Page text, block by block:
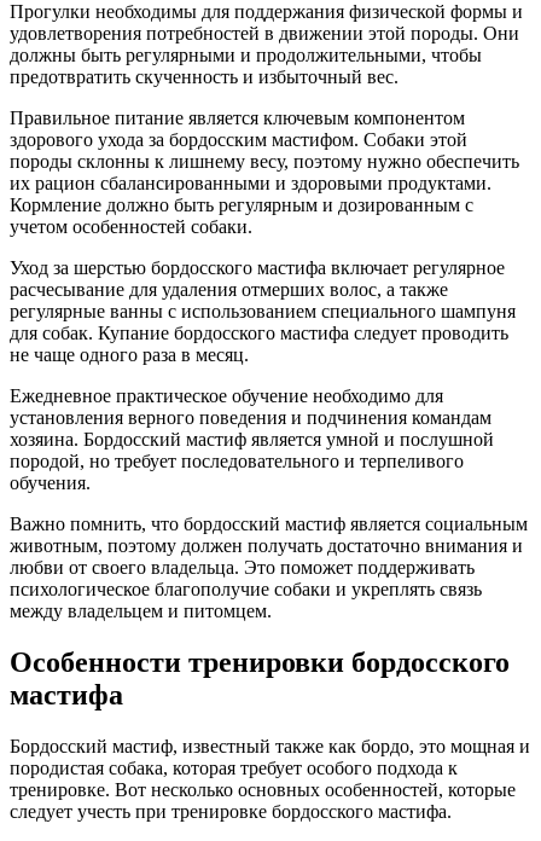
Прогулки необходимы для поддержания физической формы и
удовлетворения потребностей в движении этой породы. Они
должны быть регулярными и продолжительными, чтобы
предотвратить скученность и избыточный вес.
Правильное питание является ключевым компонентом
здорового ухода за бордосским мастифом. Собаки этой
породы склонны к лишнему весу, поэтому нужно обеспечить
их рацион сбалансированными и здоровыми продуктами.
Кормление должно быть регулярным и дозированным с
учетом особенностей собаки.
Уход за шерстью бордосского мастифа включает регулярное
расчесывание для удаления отмерших волос, а также
регулярные ванны с использованием специального шампуня
для собак. Купание бордосского мастифа следует проводить
не чаще одного раза в месяц.
Ежедневное практическое обучение необходимо для
установления верного поведения и подчинения командам
хозяина. Бордосский мастиф является умной и послушной
породой, но требует последовательного и терпеливого
обучения.
Важно помнить, что бордосский мастиф является социальным
животным, поэтому должен получать достаточно внимания и
любви от своего владельца. Это поможет поддерживать
психологическое благополучие собаки и укреплять связь
между владельцем и питомцем.
Особенности тренировки бордосского
мастифа
Бордосский мастиф, известный также как бордо, это мощная и
породистая собака, которая требует особого подхода к
тренировке. Вот несколько основных особенностей, которые
следует учесть при тренировке бордосского мастифа.